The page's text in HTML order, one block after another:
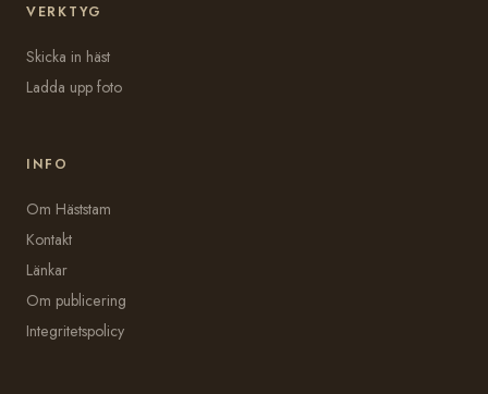
VERKTYG
Skicka in häst
Ladda upp foto
INFO
Om Häststam
Kontakt
Länkar
Om publicering
Integritetspolicy